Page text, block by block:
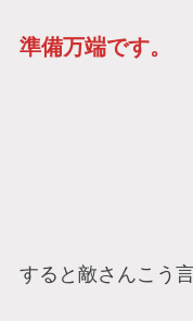
準備万端です。
すると敵さんこう